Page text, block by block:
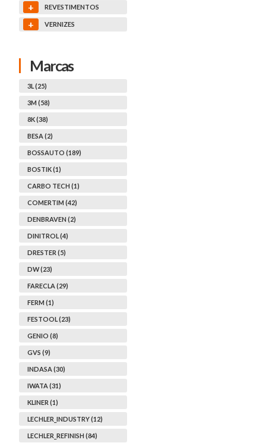
+ REVESTIMENTOS
+ VERNIZES
Marcas
3L (25)
3M (58)
8K (38)
BESA (2)
BOSSAUTO (189)
BOSTIK (1)
CARBO TECH (1)
COMERTIM (42)
DENBRAVEN (2)
DINITROL (4)
DRESTER (5)
DW (23)
FARECLA (29)
FERM (1)
FESTOOL (23)
GENIO (8)
GVS (9)
INDASA (30)
IWATA (31)
KLINER (1)
LECHLER_INDUSTRY (12)
LECHLER_REFINISH (84)